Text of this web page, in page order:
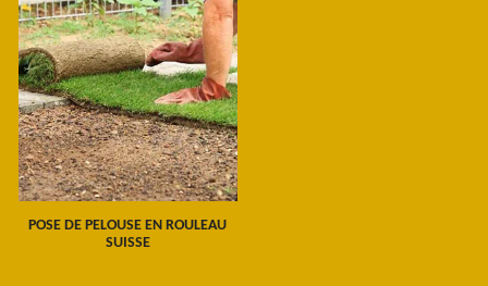
POSE DE PELOUSE EN ROULEAU
SUISSE